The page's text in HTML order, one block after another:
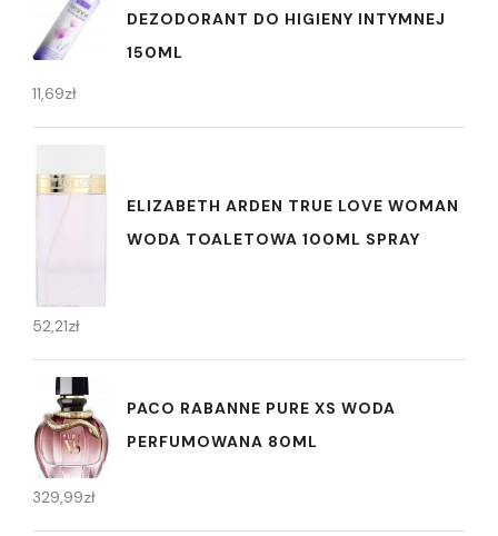
DEZODORANT DO HIGIENY INTYMNEJ
150ML
11,69zł
ELIZABETH ARDEN TRUE LOVE WOMAN
WODA TOALETOWA 100ML SPRAY
52,21zł
PACO RABANNE PURE XS WODA
PERFUMOWANA 80ML
329,99zł